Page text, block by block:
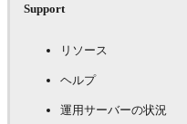
Support
リソース
ヘルプ
運用サーバーの状況